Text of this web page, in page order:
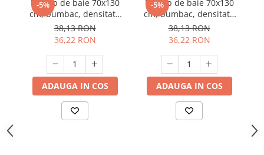
Suporturi si servetele
Tacamuri si seturi
Termosuri si cani termos
Tigai si seturi
Tirbusoane si dopuri
Suporturi si accesorii de baie
Uscatoare de rufe
-5%
Prosop de baie 70x130
cm, bumbac, densitate
500 g/mp, Rosu
38,13 RON
36,22 RON
ADAUGA IN COS
-5%
Prosop de baie 70x130
cm, bumbac, densitate
500 g/mp, Maro
38,13 RON
36,22 RON
ADAUGA IN COS